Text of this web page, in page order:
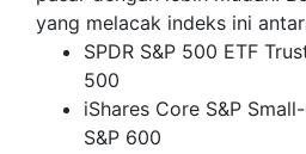
yang melacak indeks ini
SPDR S&P 500 ETF
500
iShares Core S&P
S&P 600